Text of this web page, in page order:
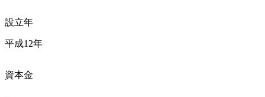
設立年
平成12年
資本金